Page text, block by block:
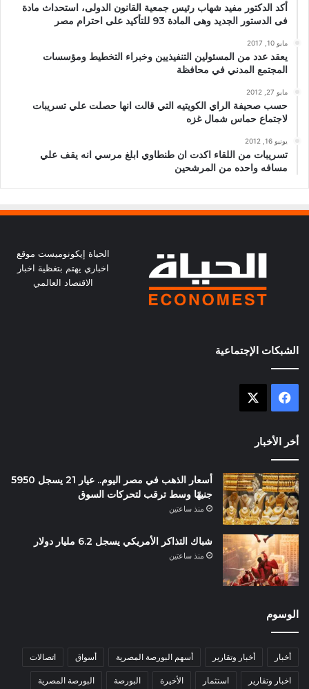
أكد الدكتور مفيد شهاب رئيس جمعية القانون الدولى، استحداث مادة
فى الدستور الجديد وهى المادة 93 للتأكيد على احترام مصر
مايو 10, 2017
يعقد عدد من المسئولين التنفيذيين وخبراء التخطيط ومؤسسات
المجتمع المدني في محافظة
مايو 27, 2012
حسب صحيفة الراي الكويتيه التي قالت انها حصلت علي تسريبات
لاجتماع حماس شمال غزه
يونيو 16, 2012
تسريبات من اللقاء اكدت ان طنطاوي ابلغ مرسي انه يقف علي
مسافه واحده من المرشحين
الحياة إيكونوميست موقع
اخباري يهتم بتغظية اخبار
الاقتصاد العالمي
الشبكات الإجتماعية
فيسبوك
أخر الأخبار
أسعار الذهب في مصر اليوم.. عيار 21 يسجل 5950
جنيهًا وسط ترقب لتحركات السوق
منذ ساعتين
شباك التذاكر الأمريكي يسجل 6.2 مليار دولار
منذ ساعتين
الوسوم
أخبار أخبار وتقارير أسهم البورصة المصرية أسواق اتصالات
اخبار وتقارير استثمار الأخيرة البورصة البورصة المصرية